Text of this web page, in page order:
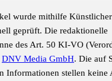
wurde mithilfe
geprüft. Die redaktionelle
des Art. 50 KI-VO
DNV Media GmbH. Die auf
Informationen stellen keine